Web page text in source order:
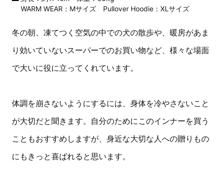
WARM WEAR：Mサイズ Pullover Hoodie：XLサイズ
冬の朝、凍てつく空気の中での犬の散歩や、暖房があま
り効いていないスーパーでのお買い物など、様々な場面
で大いに役に立ってくれています。
体調を崩さないようにするには、身体を冷やさないこと
が大切だと聞きます。自分のためにこのインナーを買う
こともおすすめしますが、身近な大切な人への贈りもの
にもきっと喜ばれると思います。